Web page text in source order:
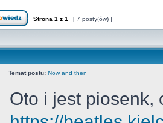
Strona 1 z 1 [ 7 posty(ów) ]
Temat postu: Now and then
Oto i jest piosenk,